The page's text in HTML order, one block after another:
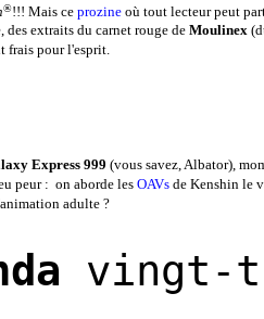
®!!! Mais ce prozineoù tout lecteur peut
extraits du carnet rouge de Moulinex
frais pour l'esprit.
Express 999 (vous savez, Albator),
peur : on aborde les OAVs de Kenshin le
adulte ?
vingt-